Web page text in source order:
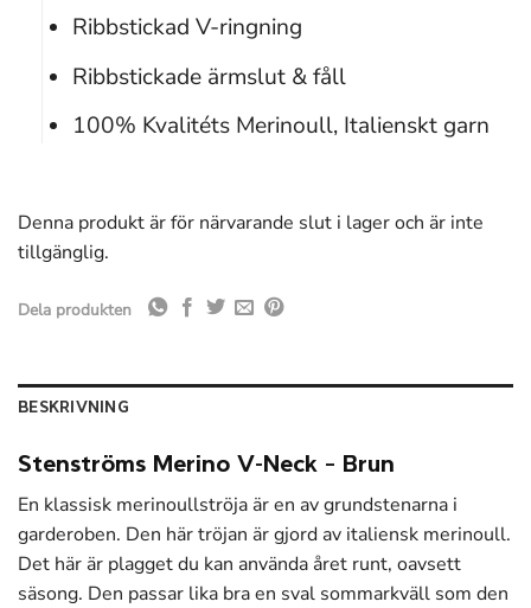
Ribbstickad V-ringning
Ribbstickade ärmslut & fåll
100% Kvalitéts Merinoull, Italienskt garn
Denna produkt är för närvarande slut i lager och är inte
tillgänglig.
Dela produkten
BESKRIVNING
Stenströms Merino V-Neck – Brun
En klassisk merinoullströja är en av grundstenarna i
garderoben. Den här tröjan är gjord av italiensk merinoull.
Det här är plagget du kan använda året runt, oavsett
säsong. Den passar lika bra en sval sommarkväll som den